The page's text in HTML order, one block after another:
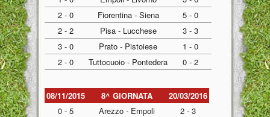
2 - 0
Fiorentina - Siena
5 - 0
2 - 2
Pisa - Lucchese
3 - 3
3 - 0
Prato - Pistoiese
1 - 0
2 - 0
Tuttocuoio - Pontedera 0 - 2
08/11/2015 8^ GIORNATA
20/03/2016
0 - 5
Arezzo - Empoli
2 - 3